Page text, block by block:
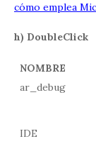
cómo emplea
h) DoubleClick
NOMBRE
ar_debug
IDE